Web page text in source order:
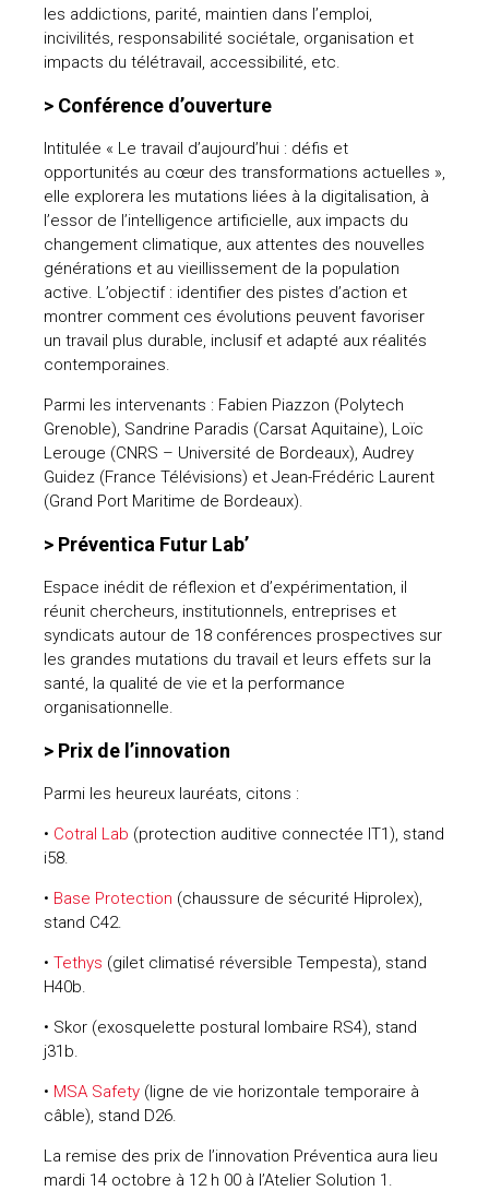
les addictions, parité, maintien dans l’emploi,
incivilités, responsabilité sociétale, organisation et
impacts du télétravail, accessibilité, etc.
> Conférence d’ouverture
Intitulée « Le travail d’aujourd’hui : défis et
opportunités au cœur des transformations actuelles »,
elle explorera les mutations liées à la digitalisation, à
l’essor de l’intelligence artificielle, aux impacts du
changement climatique, aux attentes des nouvelles
générations et au vieillissement de la population
active. L’objectif : identifier des pistes d’action et
montrer comment ces évolutions peuvent favoriser
un travail plus durable, inclusif et adapté aux réalités
contemporaines.
Parmi les intervenants : Fabien Piazzon (Polytech
Grenoble), Sandrine Paradis (Carsat Aquitaine), Loïc
Lerouge (CNRS – Université de Bordeaux), Audrey
Guidez (France Télévisions) et Jean-Frédéric Laurent
(Grand Port Maritime de Bordeaux).
> Préventica Futur Lab’
Espace inédit de réflexion et d’expérimentation, il
réunit chercheurs, institutionnels, entreprises et
syndicats autour de 18 conférences prospectives sur
les grandes mutations du travail et leurs effets sur la
santé, la qualité de vie et la performance
organisationnelle.
> Prix de l’innovation
Parmi les heureux lauréats, citons :
• Cotral Lab (protection auditive connectée IT1), stand
i58.
• Base Protection (chaussure de sécurité Hiprolex),
stand C42.
• Tethys (gilet climatisé réversible Tempesta), stand
H40b.
• Skor (exosquelette postural lombaire RS4), stand
j31b.
• MSA Safety (ligne de vie horizontale temporaire à
câble), stand D26.
La remise des prix de l’innovation Préventica aura lieu
mardi 14 octobre à 12 h 00 à l’Atelier Solution 1.